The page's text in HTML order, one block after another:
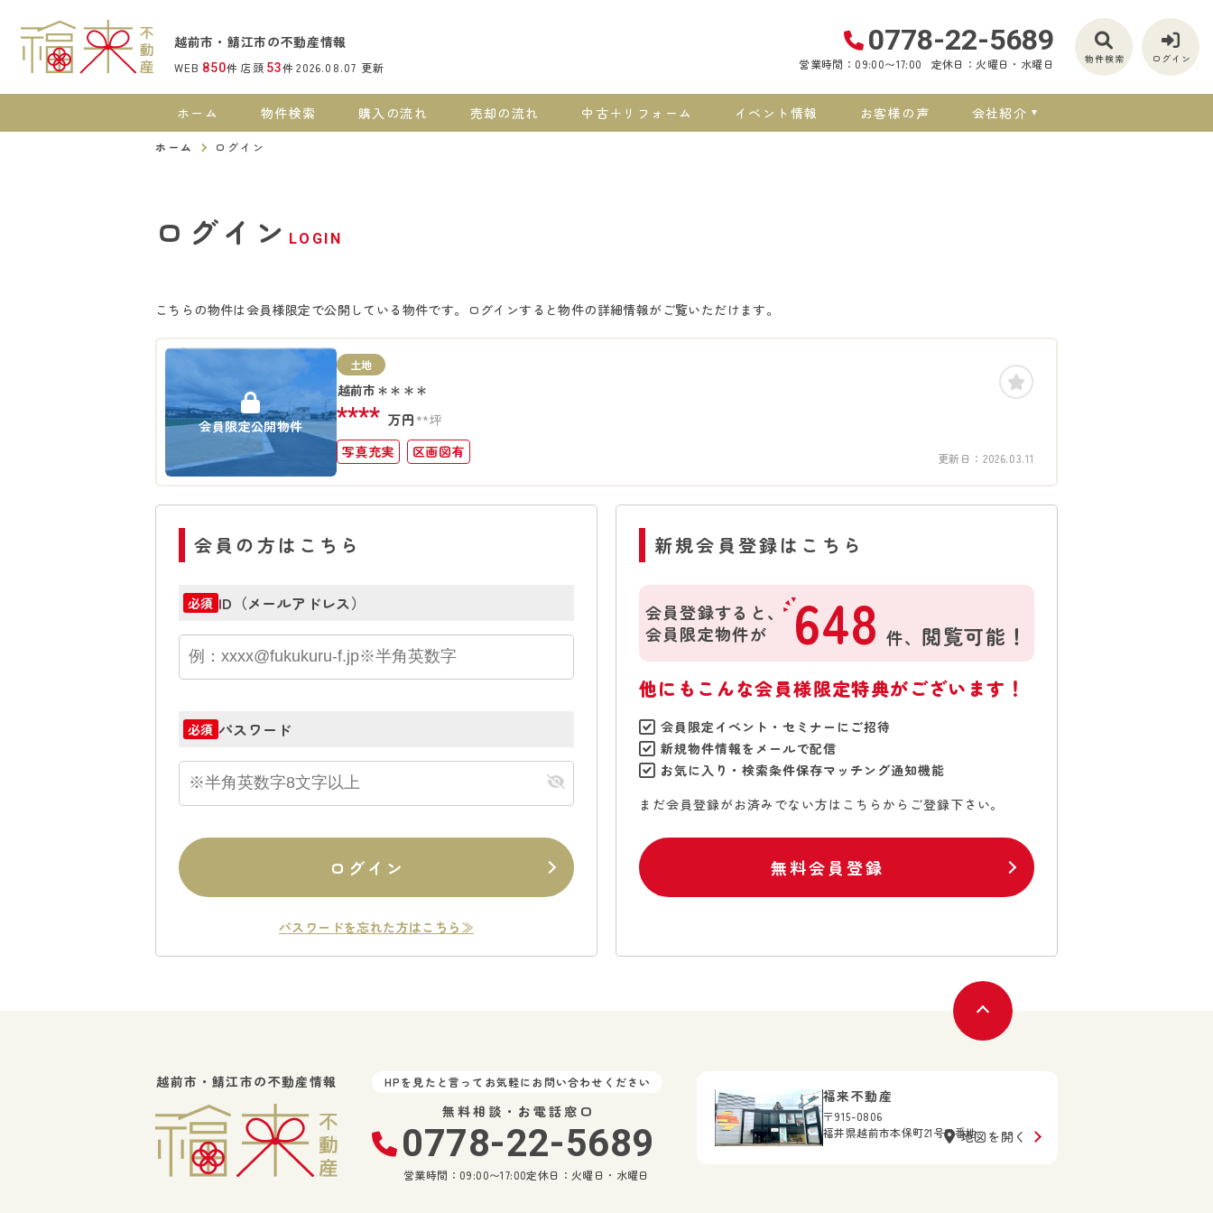
越前市・鯖江市の不動産情報
WEB 850件 店頭 53件 2026.08.07 更新
0778-22-5689
営業時間：09:00〜17:00 定休日：火曜日・水曜日 物件検索 ログイン
ホーム 物件検索 購入の流れ 売却の流れ 中古＋リフォーム イベント情報 お客様の声 会社紹介
ホーム ログイン
ログイン LOGIN
こちらの物件は会員様限定で公開している物件です。ログインすると物件の詳細情報がご覧いただけます。
会員限定公開物件
土地
越前市＊＊＊＊
**** 万円 **坪
写真充実
区画図有 更新日： 2026.03.11
会員の方はこちら
必須 ID（メールアドレス）
必須 パスワード
ログイン
パスワードを忘れた方はこちら≫
新規会員登録はこちら
会員登録すると、
会員限定物件が
648 件、 閲覧可能！
他にもこんな会員様限定特典がございます！
会員限定イベント・セミナーにご招待
新規物件情報をメールで配信
お気に入り・検索条件保存マッチング通知機能
まだ会員登録がお済みでない方はこちらからご登録下さい。
無料会員登録
越前市・鯖江市の不動産情報 HPを見たと言ってお気軽にお問い合わせください
無料相談・お電話窓口
0778-22-5689
営業時間：09:00〜17:00定休日：火曜日・水曜日
福来不動産
〒915-0806
福井県越前市本保町21号11番地地図を開く